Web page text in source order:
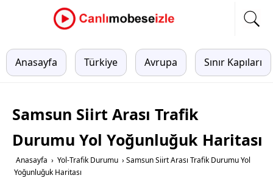
Anasayfa Türkiye Avrupa Sınır Kapıları
Samsun Siirt Arası Trafik
Durumu Yol Yoğunluğuk Haritası
Anasayfa › Yol-Trafik Durumu › Samsun Siirt Arası Trafik Durumu Yol
Yoğunluğuk Haritası